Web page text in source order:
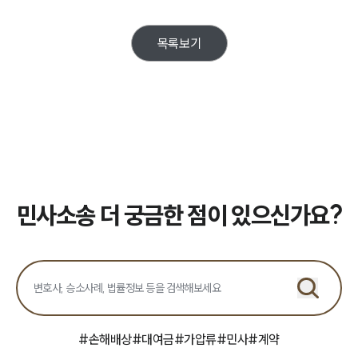
목록보기
민사소송 더 궁금한 점이 있으신가요?
#손해배상#대여금#가압류#민사#계약